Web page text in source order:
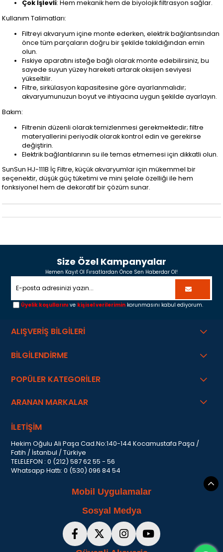
Çok İşlevli: Hem mekanik hem de biyolojik filtrasyon sağlar.
Kullanım Talimatları:
Filtreyi akvaryum içine monte ederken, elektrik bağlantısından
önce tüm parçaların doğru bir şekilde takıldığından emin
olun.
Fıskiye aparatını isteğe bağlı olarak monte edebilirsiniz, bu
sayede suyun yüzey hareketi artarak oksijen seviyesi
yükseltilir.
Filtre, sirkülasyon kapasitesine göre ayarlanmalıdır;
akvaryumunuzun boyut ve ihtiyacına uygun şekilde ayarlayın.
Bakım:
Filtrenin düzenli olarak temizlenmesi gerekmektedir; filtre
materyallerini periyodik olarak kontrol edin ve gerekirse
değiştirin.
Elektrik bağlantılarının su ile temas etmemesi için dikkatli olun.
SunSun HJ-111B İç Filtre, küçük akvaryumlar için mükemmel bir
seçenektir, düşük güç tüketimi ve mini şelale özelliği ile hem
fonksiyonel hem de dekoratif bir çözüm sunar.
Size Özel Kampanyalar
Hemen Kayıt Ol Fırsatlardan Önce Sen Haberdar Ol!
Üyelik koşullarını ve kişisel verilerimin korunmasını kabul ediyorum.
ALIŞVERİŞ BİLGİLERİ
BİLGİLENDİRME
POPÜLER KATEGORİLER
ARANAN MARKALAR
İLETİŞİM
Hekim Oğulu Ali Paşa Cad.No:140-144 Kocamustafa Paşa /
Fatih / İstanbul / Türkiye
TELELEFON : 0 (212) 587 62 55 - 56
Whatsapp Hattı: 0 (530) 096 84 54
Mobil Uygulamalar
Sosyal Medya